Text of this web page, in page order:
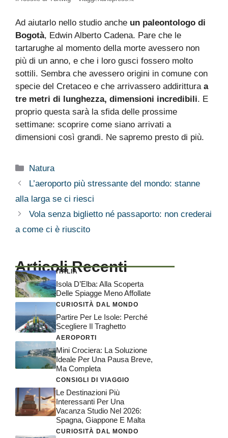
Ad aiutarlo nello studio anche un paleontologo di
Bogotà, Edwin Alberto Cadena. Pare che le
tartarughe al momento della morte avessero non
più di un anno, e che i loro gusci fossero molto
sottili. Sembra che avessero origini in comune con
specie del Cretaceo e che arrivassero addirittura a
tre metri di lunghezza, dimensioni incredibili. E
proprio questa sarà la sfida delle prossime
settimane: scoprire come siano arrivati a
dimensioni così grandi. Ne sapremo presto di più.
Categorie
Natura
L’aeroporto più stressante del mondo: stanne
alla larga se ci riesci
Vola senza biglietto né passaporto: non crederai
a come ci è riuscito
Articoli Recenti
ITALIA
Isola D’Elba: Alla Scoperta
Delle Spiagge Meno Affollate
CURIOSITÀ DAL MONDO
Partire Per Le Isole: Perché
Scegliere Il Traghetto
AEROPORTI
Mini Crociera: La Soluzione
Ideale Per Una Pausa Breve,
Ma Completa
CONSIGLI DI VIAGGIO
Le Destinazioni Più
Interessanti Per Una
Vacanza Studio Nel 2026:
Spagna, Giappone E Malta
CURIOSITÀ DAL MONDO